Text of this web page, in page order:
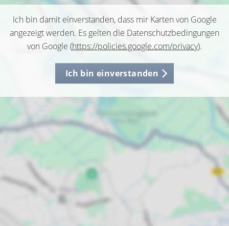
Ich bin damit einverstanden, dass mir Karten von Google
angezeigt werden. Es gelten die Datenschutzbedingungen
von Google (https://policies.google.com/privacy).
Ich bin einverstanden